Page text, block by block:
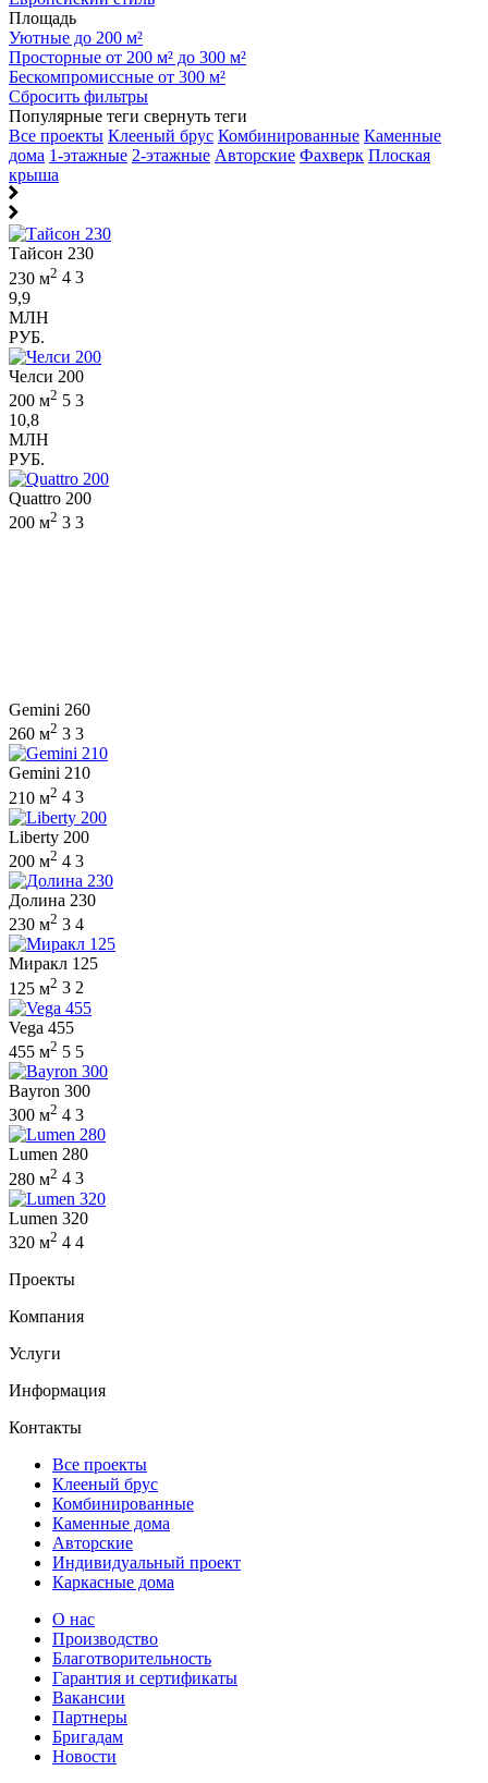
Площадь
Уютные до 200 м²
Просторные от 200 м² до 300 м²
Бескомпромиссные от 300 м²
Сбросить фильтры
Популярные теги свернуть теги
Все проекты Клееный брус Комбинированные Каменные
дома 1-этажные 2-этажные Авторские Фахверк Плоская
крыша
Тайсон 230
230 м2 4 3
9,9
МЛН
РУБ.
Челси 200
200 м2 5 3
10,8
МЛН
РУБ.
Quattro 200
200 м2 3 3
Gemini 260
260 м2 3 3
Gemini 210
210 м2 4 3
Liberty 200
200 м2 4 3
Долина 230
230 м2 3 4
Миракл 125
125 м2 3 2
Vega 455
455 м2 5 5
Bayron 300
300 м2 4 3
Lumen 280
280 м2 4 3
Lumen 320
320 м2 4 4
Проекты
Компания
Услуги
Информация
Контакты
Все проекты
Клееный брус
Комбинированные
Каменные дома
Авторские
Индивидуальный проект
Каркасные дома
О нас
Производство
Благотворительность
Гарантия и сертификаты
Вакансии
Партнеры
Бригадам
Новости